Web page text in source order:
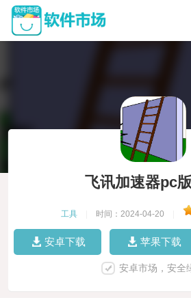
飞讯加速器pc
工具 时间：2024-04-20
安卓下载 苹果下载
安卓市场，安全